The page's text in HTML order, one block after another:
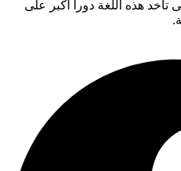
المعلومة بلغتهم الأم٬ حتى تأخد هذه اللغة دوراً اكبر على